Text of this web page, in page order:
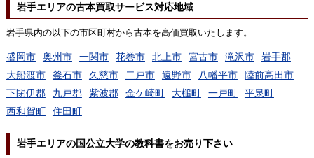
岩手エリアの古本買取サービス対応地域
岩手県内の以下の市区町村から古本を高価買取いたします。
盛岡市 奥州市 一関市 花巻市 北上市 宮古市 滝沢市
岩手郡
大船渡市
釜石市 久慈市 二戸市 遠野市 八幡平市
陸前高田市
下閉伊郡
九戸郡 紫波郡 金ケ崎町 大槌町 一戸町
平泉町
西和賀町
住田町
岩手エリアの国公立大学の教科書をお売り下さい